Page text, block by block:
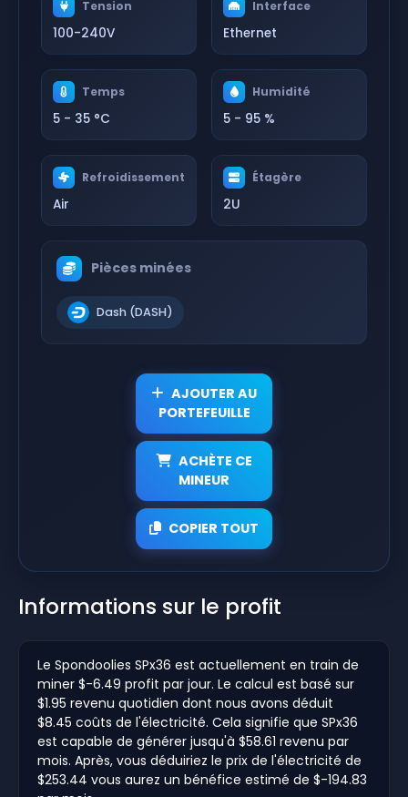
Tension
100-240V
Interface
Ethernet
Temps
5 - 35 °C
Humidité
5 - 95 %
Refroidissement
Air
Étagère
2U
Pièces minées
Dash (DASH)
AJOUTER AU
PORTEFEUILLE
ACHÈTE CE
MINEUR
COPIER TOUT
Informations sur le profit
Le Spondoolies SPx36 est actuellement en train de
miner $-6.49 profit par jour. Le calcul est basé sur
$1.95 revenu quotidien dont nous avons déduit
$8.45 coûts de l'électricité. Cela signifie que SPx36
est capable de générer jusqu'à $58.61 revenu par
mois. Après, vous déduiriez le prix de l'électricité de
$253.44 vous aurez un bénéfice estimé de $-194.83